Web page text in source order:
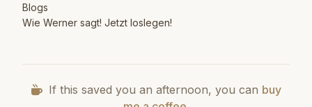
Blogs
Wie Werner sagt! Jetzt loslegen!
If this saved you an afternoon, you can buy